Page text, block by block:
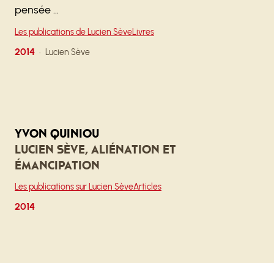
pensée …
Les publications de Lucien SèveLivres
2014 Lucien Sève
Yvon Quiniou
Lucien Sève, Aliénation et
émancipation
Les publications sur Lucien SèveArticles
2014